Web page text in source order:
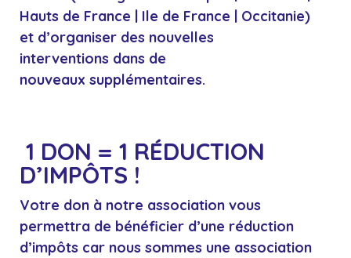
Hauts de France | Ile de France | Occitanie)
et d’organiser des nouvelles
interventions dans de
nouveaux supplémentaires.
1 DON = 1 RÉDUCTION
D’IMPÔTS !
Votre don à notre association vous
permettra de bénéficier d’une réduction
d’impôts car nous sommes une association